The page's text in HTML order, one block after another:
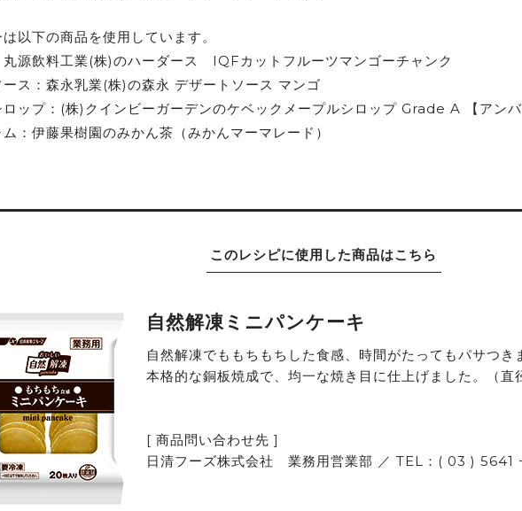
以下の商品を使用しています。
丸源飲料工業(株)のハーダース IQFカットフルーツマンゴーチャンク
ース：森永乳業(株)の森永 デザートソース マンゴ
ロップ：(株)クインビーガーデンのケベックメープルシロップ Grade A 【アン
ム：伊藤果樹園のみかん茶（みかんマーマレード）
このレシピに使用した商品はこちら
自然解凍ミニパンケーキ
自然解凍でももちもちした食感、時間がたってもパサつき
本格的な銅板焼成で、均一な焼き目に仕上げました。（
[ 商品問い合わせ先 ]
日清フーズ株式会社 業務用営業部 ／ TEL：( 03 ) 5641